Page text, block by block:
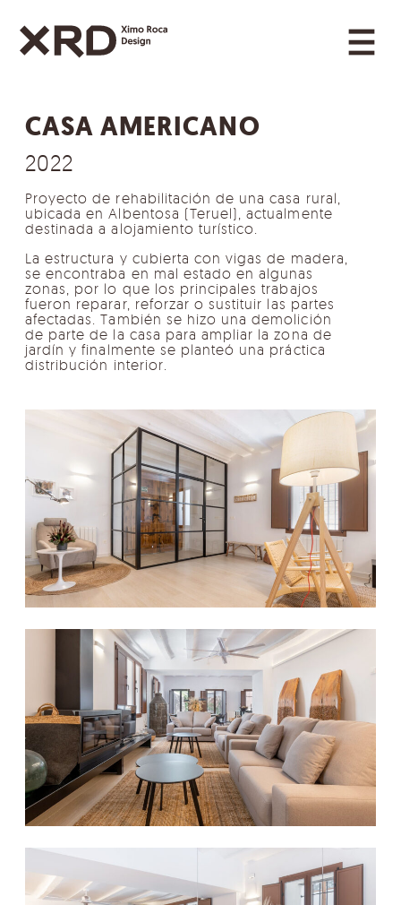
Saltar al contenido
Navegación principal
CASA AMERICANO
2022
Proyecto de rehabilitación de una casa rural,
ubicada en Albentosa (Teruel), actualmente
destinada a alojamiento turístico.
La estructura y cubierta con vigas de madera,
se encontraba en mal estado en algunas
zonas, por lo que los principales trabajos
fueron reparar, reforzar o sustituir las partes
afectadas. También se hizo una demolición
de parte de la casa para ampliar la zona de
jardín y finalmente se planteó una práctica
distribución interior.